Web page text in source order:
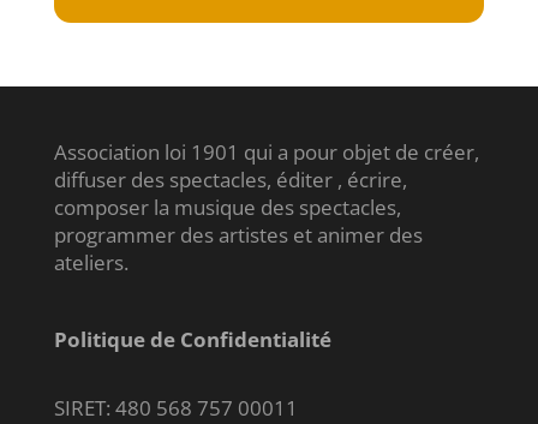
Association loi 1901 qui a pour objet de créer,
diffuser des spectacles, éditer , écrire,
composer la musique des spectacles,
programmer des artistes et animer des
ateliers.
Politique de Confidentialité
SIRET: 480 568 757 00011